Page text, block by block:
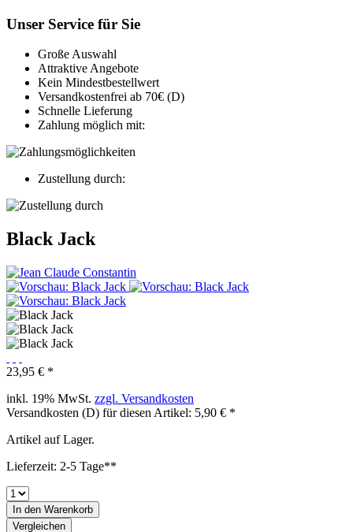
Unser Service für Sie
Große Auswahl
Attraktive Angebote
Kein Mindestbestellwert
Versandkostenfrei ab 70€ (D)
Schnelle Lieferung
Zahlung möglich mit:
Zustellung durch:
Black Jack
23,95 € *
inkl. 19% MwSt. zzgl. Versandkosten
Versandkosten (D) für diesen Artikel: 5,90 € *
Artikel auf Lager.
Lieferzeit: 2-5 Tage**
In den Warenkorb
Vergleichen